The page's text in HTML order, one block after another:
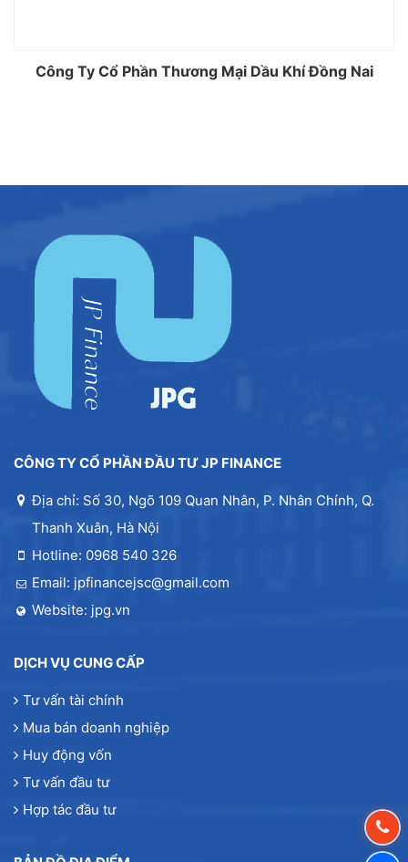
Công Ty Cổ Phần Thương Mại Dầu Khí Đồng Nai
CÔNG TY CỔ PHẦN ĐẦU TƯ JP FINANCE
Địa chỉ: Số 30, Ngõ 109 Quan Nhân, P. Nhân Chính, Q.
Thanh Xuân, Hà Nội
Hotline: 0968 540 326
Email: jpfinancejsc@gmail.com
Website: jpg.vn
DỊCH VỤ CUNG CẤP
Tư vấn tài chính
Mua bán doanh nghiệp
Huy động vốn
Tư vấn đầu tư
Hợp tác đầu tư